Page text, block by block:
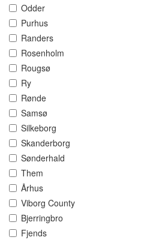
Odder
Purhus
Randers
Rosenholm
Rougsø
Ry
Rønde
Samsø
Silkeborg
Skanderborg
Sønderhald
Them
Århus
Viborg County
Bjerringbro
Fjends